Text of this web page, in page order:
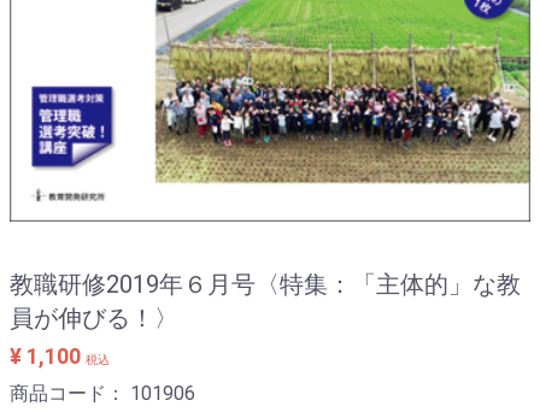
教職研修2019年６月号〈特集：「主体的」な教
員が伸びる！〉
¥ 1,100 税込
商品コード： 101906